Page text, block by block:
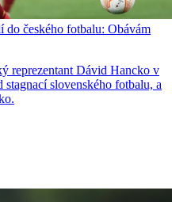
do českého fotbalu: Obávám
reprezentant Dávid Hancko v
stagnací slovenského fotbalu, a